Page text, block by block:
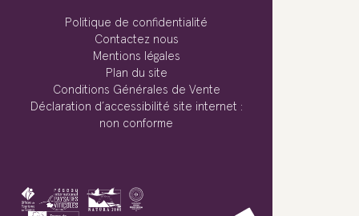
Politique de confidentialité
Contactez nous
Mentions légales
Plan du site
Conditions Générales de Vente
Déclaration d’accessibilité site internet :
non conforme